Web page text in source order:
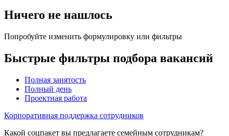
Ничего не нашлось
Попробуйте изменить формулировку или фильтры
Быстрые фильтры подбора вакансий
Полная занятость
Полный день
Проектная работа
Корпоративная поддержка сотрудников
Какой соцпакет вы предлагаете семейным сотрудникам?